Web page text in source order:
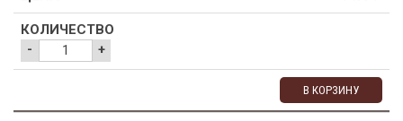
- +
В КОРЗИНУ